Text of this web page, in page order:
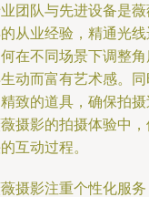
团队与先进设备是
从业经验，精通光
在不同场景下调整
动而富有艺术感。
致的道具，确保拍
摄影的拍摄体验中
互动过程。
摄影注重个性化服